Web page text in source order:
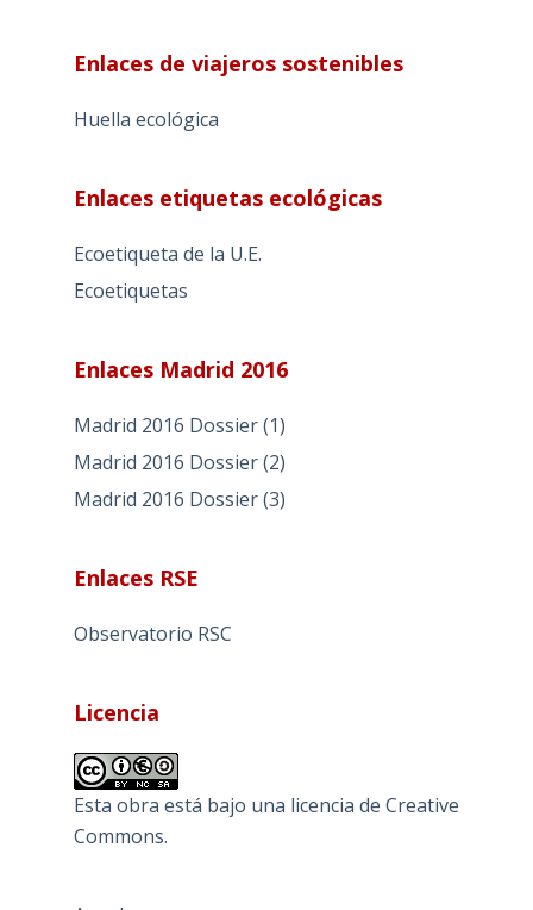
Enlaces de viajeros sostenibles
Huella ecológica
Enlaces etiquetas ecológicas
Ecoetiqueta de la U.E.
Ecoetiquetas
Enlaces Madrid 2016
Madrid 2016 Dossier (1)
Madrid 2016 Dossier (2)
Madrid 2016 Dossier (3)
Enlaces RSE
Observatorio RSC
Licencia
Esta obra está bajo una licencia de Creative
Commons.